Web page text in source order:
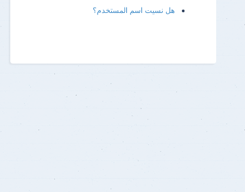
هل نسيت اسم المستخدم؟